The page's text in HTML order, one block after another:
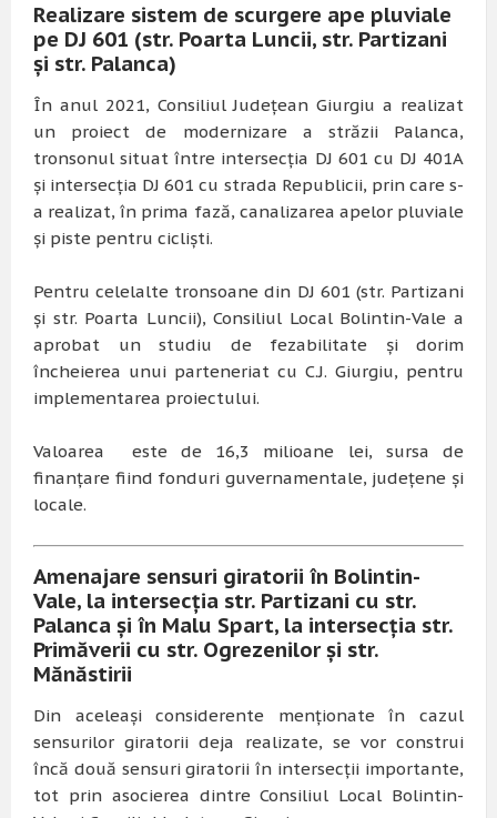
Realizare sistem de scurgere ape pluviale
pe DJ 601 (str. Poarta Luncii, str. Partizani
și str. Palanca)
În anul 2021, Consiliul Județean Giurgiu a realizat
un proiect de modernizare a străzii Palanca,
tronsonul situat între intersecția DJ 601 cu DJ 401A
și intersecția DJ 601 cu strada Republicii, prin care s-
a realizat, în prima fază, canalizarea apelor pluviale
și piste pentru cicliști.
Pentru celelalte tronsoane din DJ 601 (str. Partizani
și str. Poarta Luncii), Consiliul Local Bolintin-Vale a
aprobat un studiu de fezabilitate și dorim
încheierea unui parteneriat cu C.J. Giurgiu, pentru
implementarea proiectului.
Valoarea este de 16,3 milioane lei, sursa de
finanțare fiind fonduri guvernamentale, județene și
locale.
Amenajare sensuri giratorii în Bolintin-
Vale, la intersecția str. Partizani cu str.
Palanca și în Malu Spart, la intersecția str.
Primăverii cu str. Ogrezenilor și str.
Mănăstirii
Din aceleași considerente menționate în cazul
sensurilor giratorii deja realizate, se vor construi
încă două sensuri giratorii în intersecții importante,
tot prin asocierea dintre Consiliul Local Bolintin-